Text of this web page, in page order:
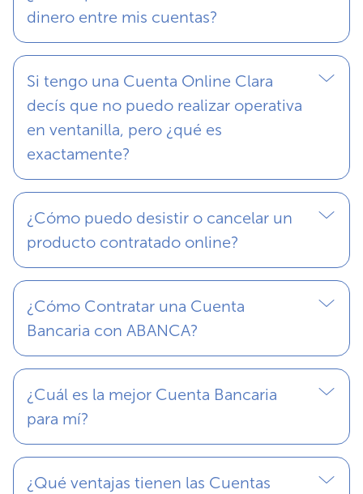
dinero entre mis cuentas?
Si tengo una Cuenta Online Clara
decís que no puedo realizar operativa
en ventanilla, pero ¿qué es
exactamente?
¿Cómo puedo desistir o cancelar un
producto contratado online?
¿Cómo Contratar una Cuenta
Bancaria con ABANCA?
¿Cuál es la mejor Cuenta Bancaria
para mí?
¿Qué ventajas tienen las Cuentas